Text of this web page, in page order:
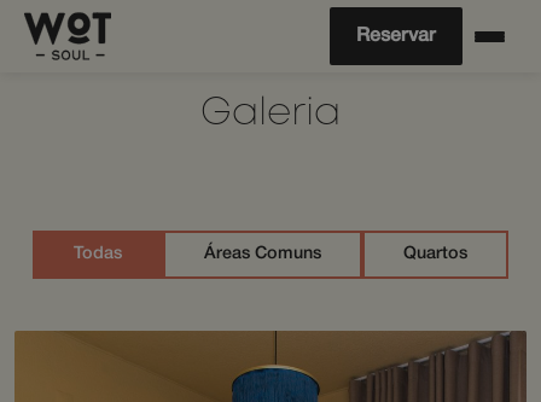
Reservar
Galeria
Todas Áreas Comuns Quartos